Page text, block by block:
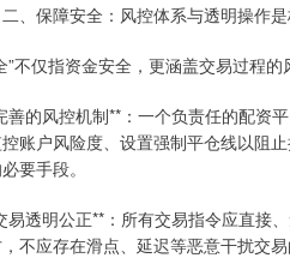
、保障安全：风控体系与透明操作
”不仅指资金安全，更涵盖交易过程的
善的风控机制**：一个负责任的配资
账户风险度、设置强制平仓线以阻
要手段。
易透明公正**：所有交易指令应直接
不应存在滑点、延迟等恶意干扰交易